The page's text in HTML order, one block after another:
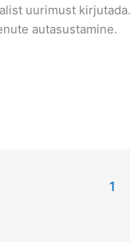
uurimust
autasustamine.
1